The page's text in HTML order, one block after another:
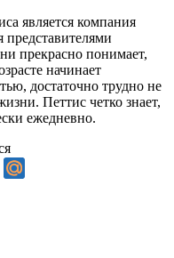
является компания
прекрасно понимает,
начинает
достаточно трудно не
Петтис четко знает,
ежедневно.